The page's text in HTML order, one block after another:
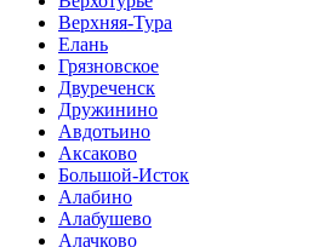
Верхняя-Тура
Елань
Грязновское
Двуреченск
Дружинино
Авдотьино
Аксаково
Большой-Исток
Алабино
Алабушево
Алачково